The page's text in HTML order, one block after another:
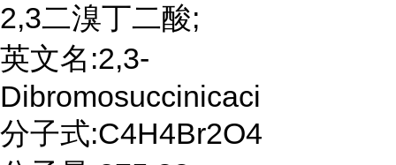
2,3二溴丁二酸;
英文名:2,3-
Dibromosuccinicaci
分子式:C4H4Br2O4